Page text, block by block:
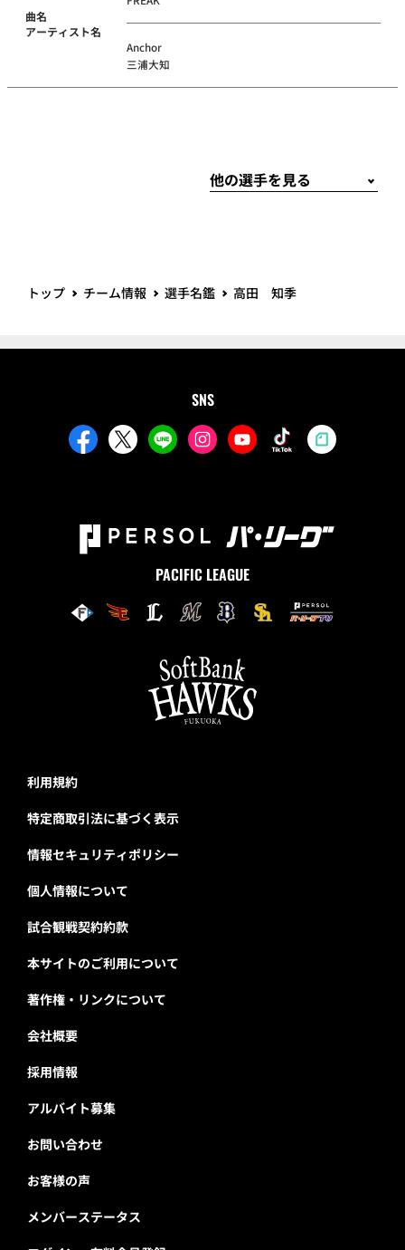
曲名
アーティスト名
Anchor
三浦大知
トップ チーム情報 選手名鑑 高田 知季
SNS
PACIFIC LEAGUE
利用規約
特定商取引法に基づく表示
情報セキュリティポリシー
個人情報について
試合観戦契約約款
本サイトのご利用について
著作権・リンクについて
会社概要
採用情報
アルバイト募集
お問い合わせ
お客様の声
メンバーステータス